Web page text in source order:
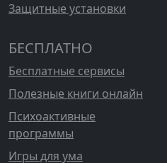
Защитные установки
БЕСПЛАТНО
Бесплатные сервисы
Полезные книги онлайн
Психоактивные
программы
Игры для ума